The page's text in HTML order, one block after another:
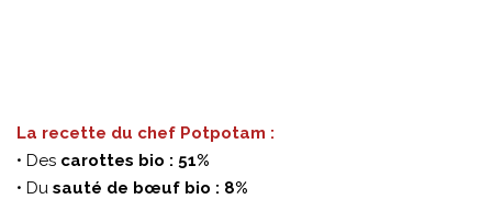
La recette du chef Potpotam :
• Des carottes bio : 51%
• Du sauté de bœuf bio : 8%